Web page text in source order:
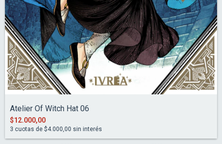
Atelier Of Witch Hat 06
$12.000,00
3 cuotas de $4.000,00 sin interés